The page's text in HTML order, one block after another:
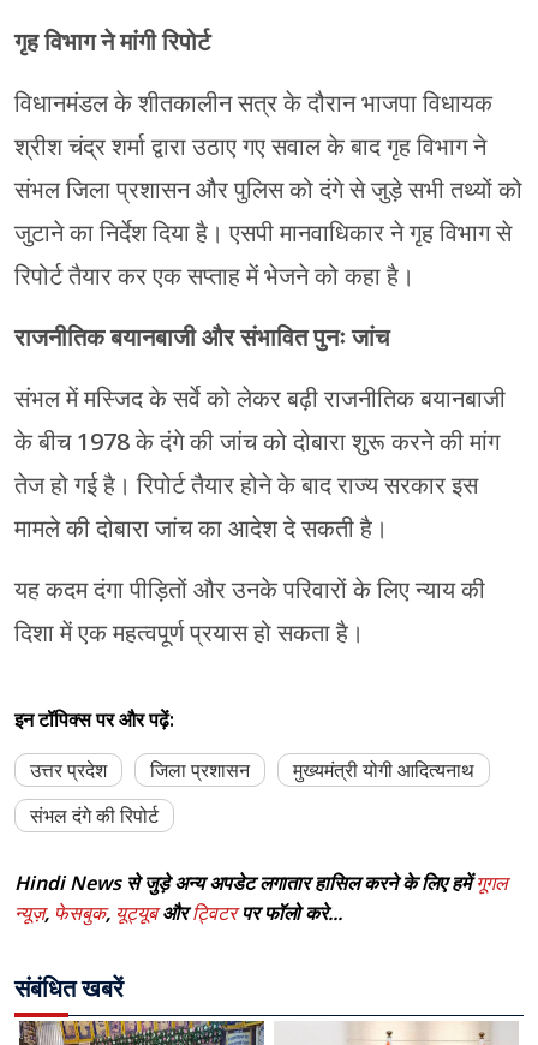
गृह विभाग ने मांगी रिपोर्ट
विधानमंडल के शीतकालीन सत्र के दौरान भाजपा विधायक
श्रीश चंद्र शर्मा द्वारा उठाए गए सवाल के बाद गृह विभाग ने
संभल जिला प्रशासन और पुलिस को दंगे से जुड़े सभी तथ्यों को
जुटाने का निर्देश दिया है। एसपी मानवाधिकार ने गृह विभाग से
रिपोर्ट तैयार कर एक सप्ताह में भेजने को कहा है।
राजनीतिक बयानबाजी और संभावित पुनः जांच
संभल में मस्जिद के सर्वे को लेकर बढ़ी राजनीतिक बयानबाजी
के बीच 1978 के दंगे की जांच को दोबारा शुरू करने की मांग
तेज हो गई है। रिपोर्ट तैयार होने के बाद राज्य सरकार इस
मामले की दोबारा जांच का आदेश दे सकती है।
यह कदम दंगा पीड़ितों और उनके परिवारों के लिए न्याय की
दिशा में एक महत्वपूर्ण प्रयास हो सकता है।
इन टॉपिक्स पर और पढ़ें:
उत्तर प्रदेश
जिला प्रशासन
मुख्यमंत्री योगी आदित्यनाथ
संभल दंगे की रिपोर्ट
Hindi News से जुड़े अन्य अपडेट लगातार हासिल करने के लिए हमेंगूगल
न्यूज़, फेसबुक, यूट्यूबऔरट्विटरपर फॉलो करे...
संबंधित खबरें